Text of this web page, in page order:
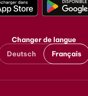
Changer de langue
Deutsch
Français